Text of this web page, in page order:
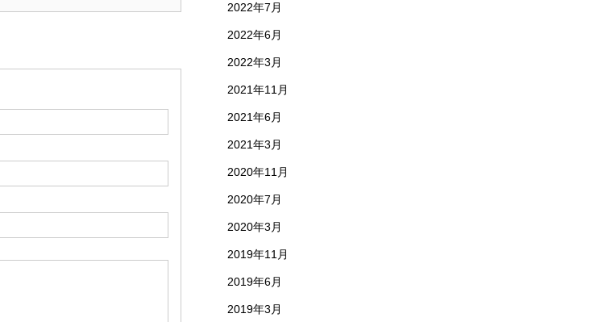
2022年7月
2022年6月
2022年3月
2021年11月
2021年6月
2021年3月
2020年11月
2020年7月
2020年3月
2019年11月
2019年6月
2019年3月